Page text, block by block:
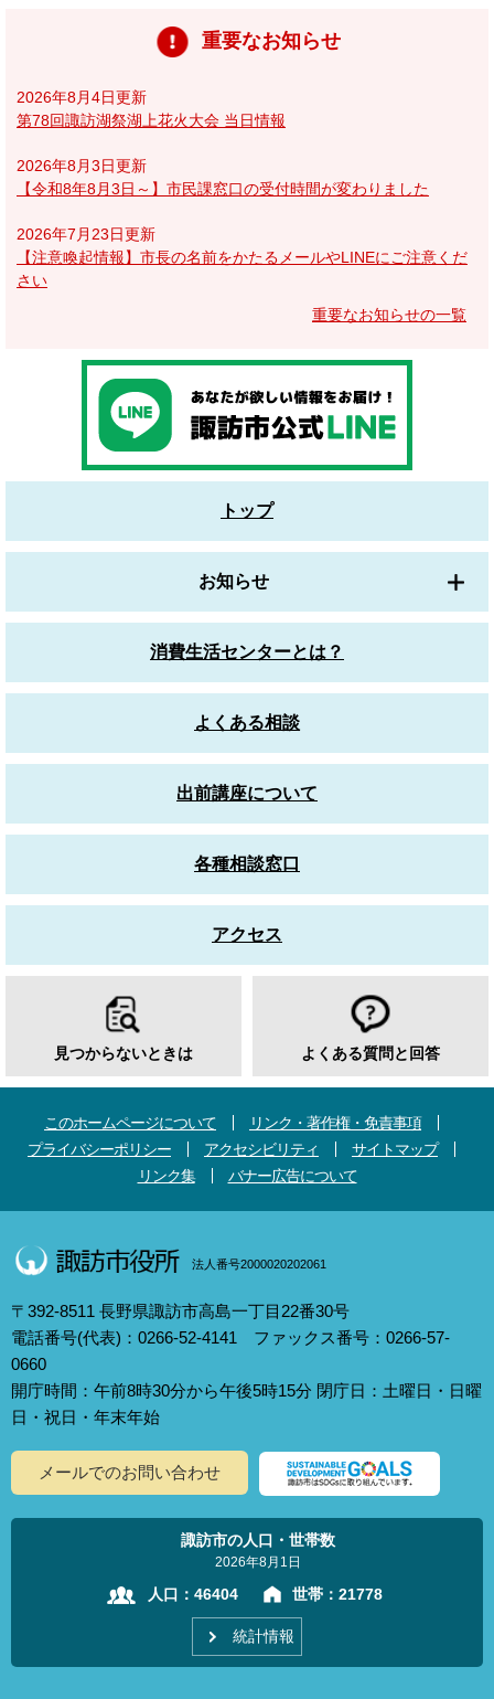
重要なお知らせ
2026年8月4日更新
第78回諏訪湖祭湖上花火大会 当日情報
2026年8月3日更新
【令和8年8月3日～】市民課窓口の受付時間が変わりました
2026年7月23日更新
【注意喚起情報】市長の名前をかたるメールやLINEにご注意くだ
さい
重要なお知らせの一覧
トップ
お知らせ
消費生活センターとは？
よくある相談
出前講座について
各種相談窓口
アクセス
見つからないときは よくある質問と回答
このホームページについて
リンク・著作権・免責事項
プライバシーポリシー
アクセシビリティ
サイトマップ
リンク集
バナー広告について
法人番号2000020202061
〒392-8511 長野県諏訪市高島一丁目22番30号
電話番号(代表)：0266-52-4141 ファックス番号：0266-57-
0660
開庁時間：午前8時30分から午後5時15分 閉庁日：土曜日・日曜
日・祝日・年末年始
メールでのお問い合わせ
諏訪市の人口・世帯数
2026年8月1日
人口： 46404 世帯： 21778
統計情報